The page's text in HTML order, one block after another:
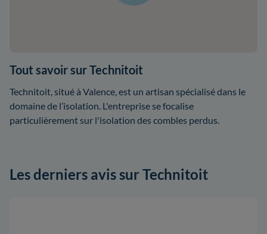
Tout savoir sur Technitoit
Technitoit, situé à Valence, est un artisan spécialisé dans le
domaine de l’isolation. L'entreprise se focalise
particulièrement sur l'isolation des combles perdus.
Les derniers avis sur Technitoit